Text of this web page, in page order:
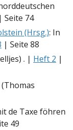
| Seite 74
(Hrsg.): In
| Seite 88
. | Heft 2 |
de Taxe föhren
49